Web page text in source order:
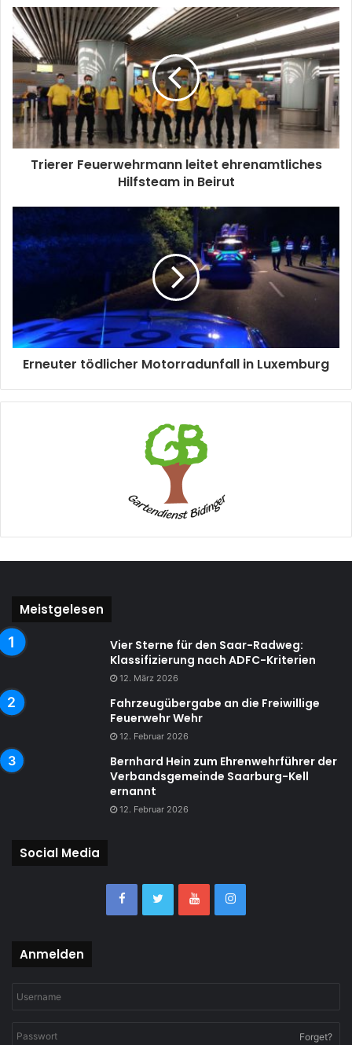
Trierer Feuerwehrmann leitet ehrenamtliches
Hilfsteam in Beirut
Erneuter tödlicher Motorradunfall in Luxemburg
Meistgelesen
Vier Sterne für den Saar-Radweg:
Klassifizierung nach ADFC-Kriterien
12. März 2026
Fahrzeugübergabe an die Freiwillige
Feuerwehr Wehr
12. Februar 2026
Bernhard Hein zum Ehrenwehrführer der
Verbandsgemeinde Saarburg-Kell
ernannt
12. Februar 2026
Social Media
Anmelden
Forget?